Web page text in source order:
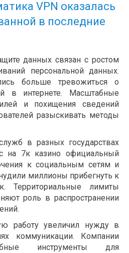
VPN оказалась
в последние
данных связан с ростом
персональной данных.
больше тревожиться о
в интернете. Масштабные
и похищения сведений
разыскивать методы
в разных государствах
на 7к казино официальный
к социальным сетям и
миллионы прибегнуть к
Территориальные лимиты
роль в распространении
работу увеличил нужду в
коммуникации. Компании
инструменты для